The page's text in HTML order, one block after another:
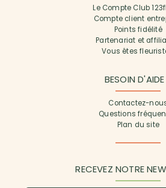
Le Compte Club
Compte client
Points fidélité
Partenariat et
Vous êtes
BESOIN
Contactez-
Questions
Plan du site
RECEVEZ NOTRE